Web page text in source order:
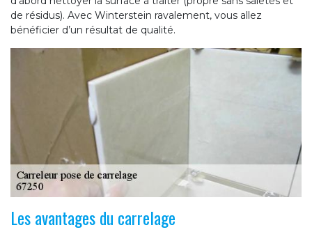
de résidus). Avec Winterstein ravalement, vous allez
bénéficier d’un résultat de qualité.
Les avantages du carrelage